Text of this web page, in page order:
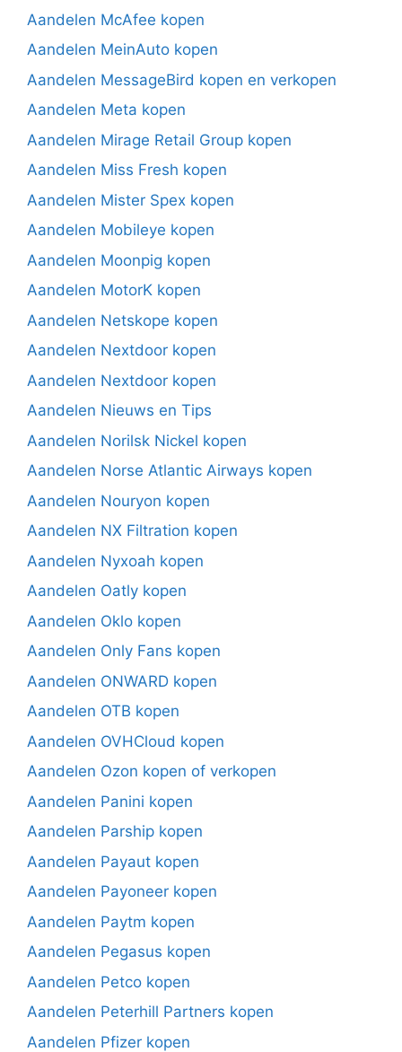
Aandelen McAfee kopen
Aandelen MeinAuto kopen
Aandelen MessageBird kopen en verkopen
Aandelen Meta kopen
Aandelen Mirage Retail Group kopen
Aandelen Miss Fresh kopen
Aandelen Mister Spex kopen
Aandelen Mobileye kopen
Aandelen Moonpig kopen
Aandelen MotorK kopen
Aandelen Netskope kopen
Aandelen Nextdoor kopen
Aandelen Nextdoor kopen
Aandelen Nieuws en Tips
Aandelen Norilsk Nickel kopen
Aandelen Norse Atlantic Airways kopen
Aandelen Nouryon kopen
Aandelen NX Filtration kopen
Aandelen Nyxoah kopen
Aandelen Oatly kopen
Aandelen Oklo kopen
Aandelen Only Fans kopen
Aandelen ONWARD kopen
Aandelen OTB kopen
Aandelen OVHCloud kopen
Aandelen Ozon kopen of verkopen
Aandelen Panini kopen
Aandelen Parship kopen
Aandelen Payaut kopen
Aandelen Payoneer kopen
Aandelen Paytm kopen
Aandelen Pegasus kopen
Aandelen Petco kopen
Aandelen Peterhill Partners kopen
Aandelen Pfizer kopen